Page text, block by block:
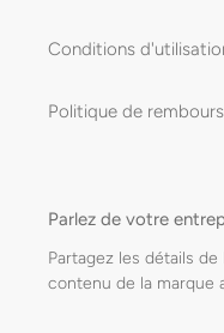
Conditions
Politique de
Parlez de votre
Partagez les détails
contenu de la marque